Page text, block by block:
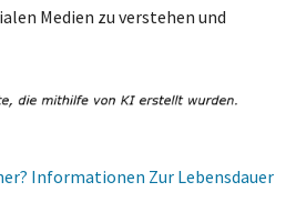
Medien zu verstehen und
Informationen Zur Lebensdauer